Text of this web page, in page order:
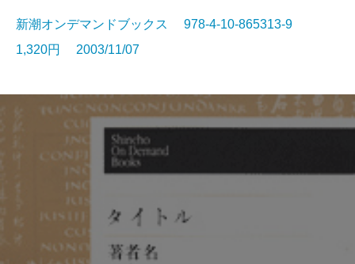
新潮オンデマンドブックス 978-4-10-865313-9
1,320円 2003/11/07